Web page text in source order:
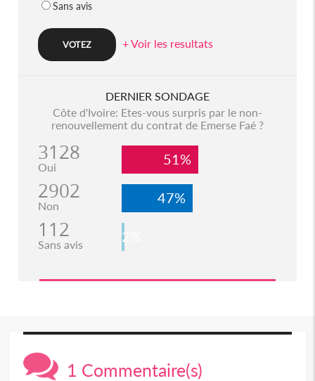
Sans avis
+ Voir les resultats
DERNIER SONDAGE
Côte d'Ivoire: Etes-vous surpris par le non-
renouvellement du contrat de Emerse Faé ?
3128
Oui 51%
2902
Non 47%
112
Sans avis 2%
1 Commentaire(s)